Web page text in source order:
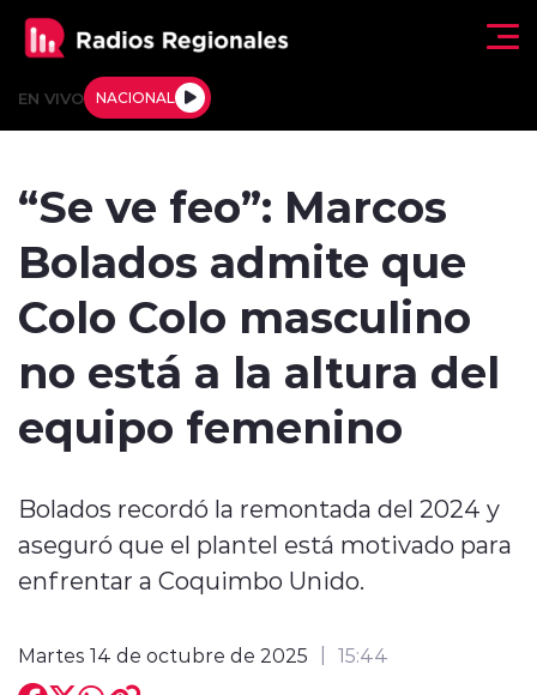
EN VIVO NACIONAL
Deportes
Internacional
Entrevistas
“Se ve feo”: Marcos
Bolados admite que
Colo Colo masculino
no está a la altura del
equipo femenino
Bolados recordó la remontada del 2024 y
aseguró que el plantel está motivado para
enfrentar a Coquimbo Unido.
Martes 14 de octubre de 2025 15:44